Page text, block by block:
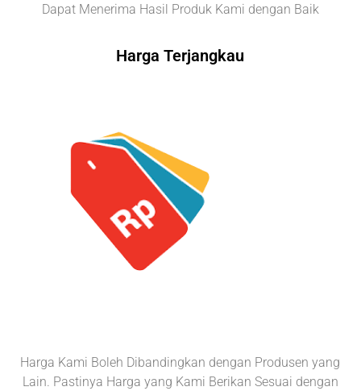
Dapat Menerima Hasil Produk Kami dengan Baik
Harga Terjangkau
Harga Kami Boleh Dibandingkan dengan Produsen yang
Lain. Pastinya Harga yang Kami Berikan Sesuai dengan